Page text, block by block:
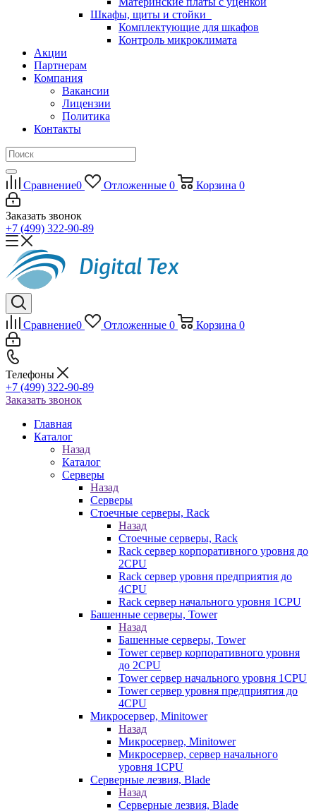
Шкафы, щиты и стойки
Комплектующие для шкафов
Контроль микроклимата
Акции
Партнерам
Компания
Вакансии
Лицензии
Политика
Контакты
Сравнение0 Отложенные 0 Корзина 0
Заказать звонок
+7 (499) 322-90-89
Сравнение0 Отложенные 0 Корзина 0
Телефоны
+7 (499) 322-90-89
Заказать звонок
Главная
Каталог
Назад
Каталог
Серверы
Назад
Серверы
Стоечные серверы, Rack
Назад
Стоечные серверы, Rack
Rack сервер корпоративного уровня до
2CPU
Rack сервер уровня предприятия до
4CPU
Rack сервер начального уровня 1CPU
Башенные серверы, Tower
Назад
Башенные серверы, Tower
Tower сервер корпоративного уровня
до 2CPU
Tower сервер начального уровня 1CPU
Tower сервер уровня предприятия до
4CPU
Микросервер, Minitower
Назад
Микросервер, Minitower
Микросервер, сервер начального
уровня 1CPU
Серверные лезвия, Blade
Назад
Серверные лезвия, Blade